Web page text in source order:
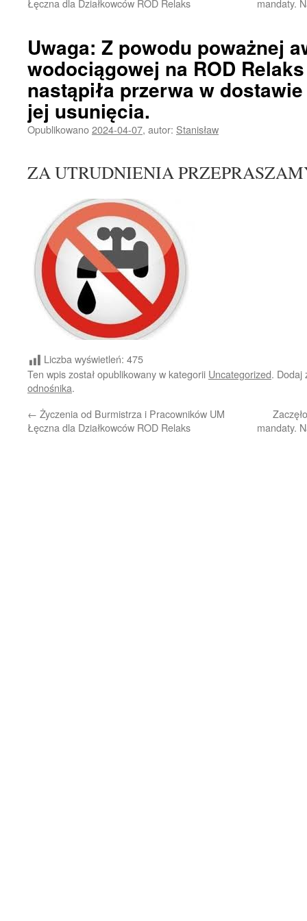
Łęczna dla Działkowców ROD Relaks
mandaty.
Uwaga: Z powodu poważnej
wodociągowej na ROD
nastąpiła przerwa w
jej usunięcia.
Opublikowano2024-04-07, autor: Stanisław
ZA UTRUDNIENIA
Liczba wyświetleń: 475
Ten wpis został opublikowany w kategorii Uncategorized. Dodaj
odnośnika.
← Życzenia od Burmistrza i Pracowników UM
Łęczna dla Działkowców ROD Relaks
mandaty.